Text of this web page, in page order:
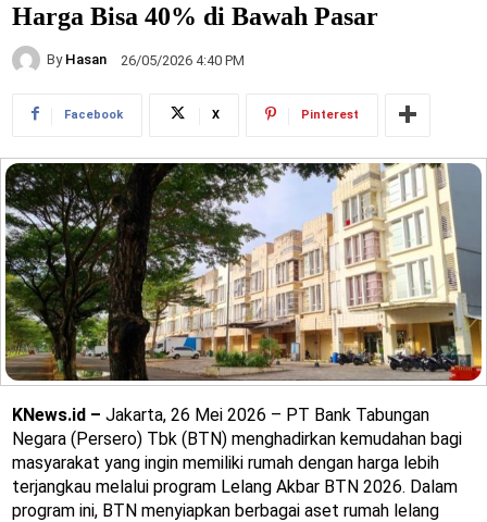
Harga Bisa 40% di Bawah Pasar
By Hasan 26/05/2026 4:40 PM
Facebook X Pinterest
KNews.id – Jakarta, 26 Mei 2026 – PT Bank Tabungan
Negara (Persero) Tbk (BTN) menghadirkan kemudahan bagi
masyarakat yang ingin memiliki rumah dengan harga lebih
terjangkau melalui program Lelang Akbar BTN 2026. Dalam
program ini, BTN menyiapkan berbagai aset rumah lelang